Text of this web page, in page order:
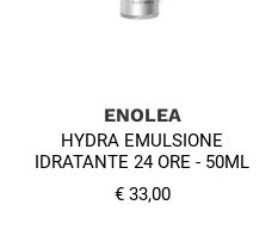
ENOLEA
HYDRA EMULSIONE
IDRATANTE 24 ORE - 50ML
€ 33,00